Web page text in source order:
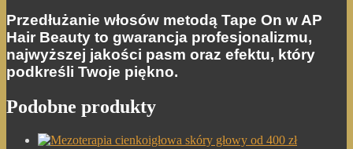
Przedłużanie włosów metodą Tape On w AP
Hair Beauty to gwarancja profesjonalizmu,
najwyższej jakości pasm oraz efektu, który
podkreśli Twoje piękno.
Podobne produkty